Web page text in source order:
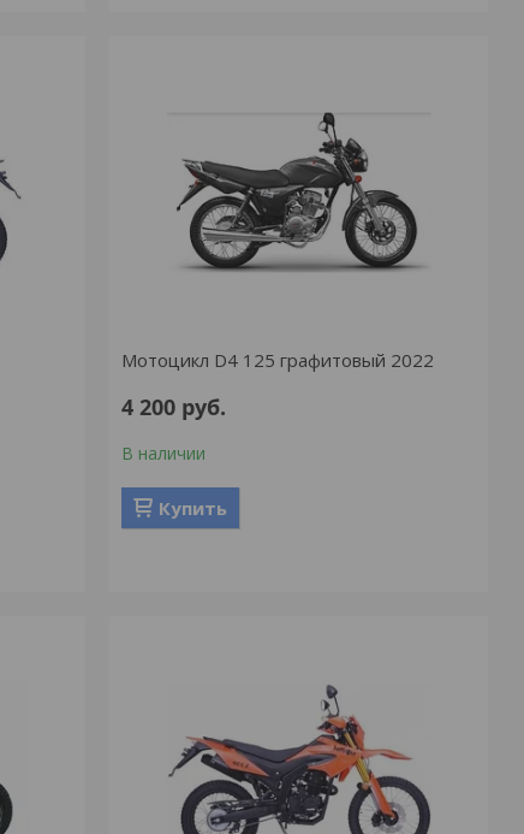
Мотоцикл D4 125 графитовый 2022
4 200 руб.
В наличии
Купить